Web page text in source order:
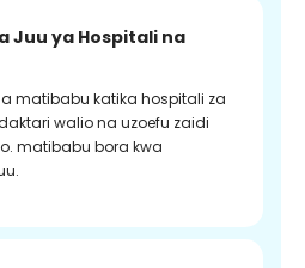
Juu ya Hospitali na
matibabu katika hospitali za
walio na uzoefu zaidi
matibabu bora kwa